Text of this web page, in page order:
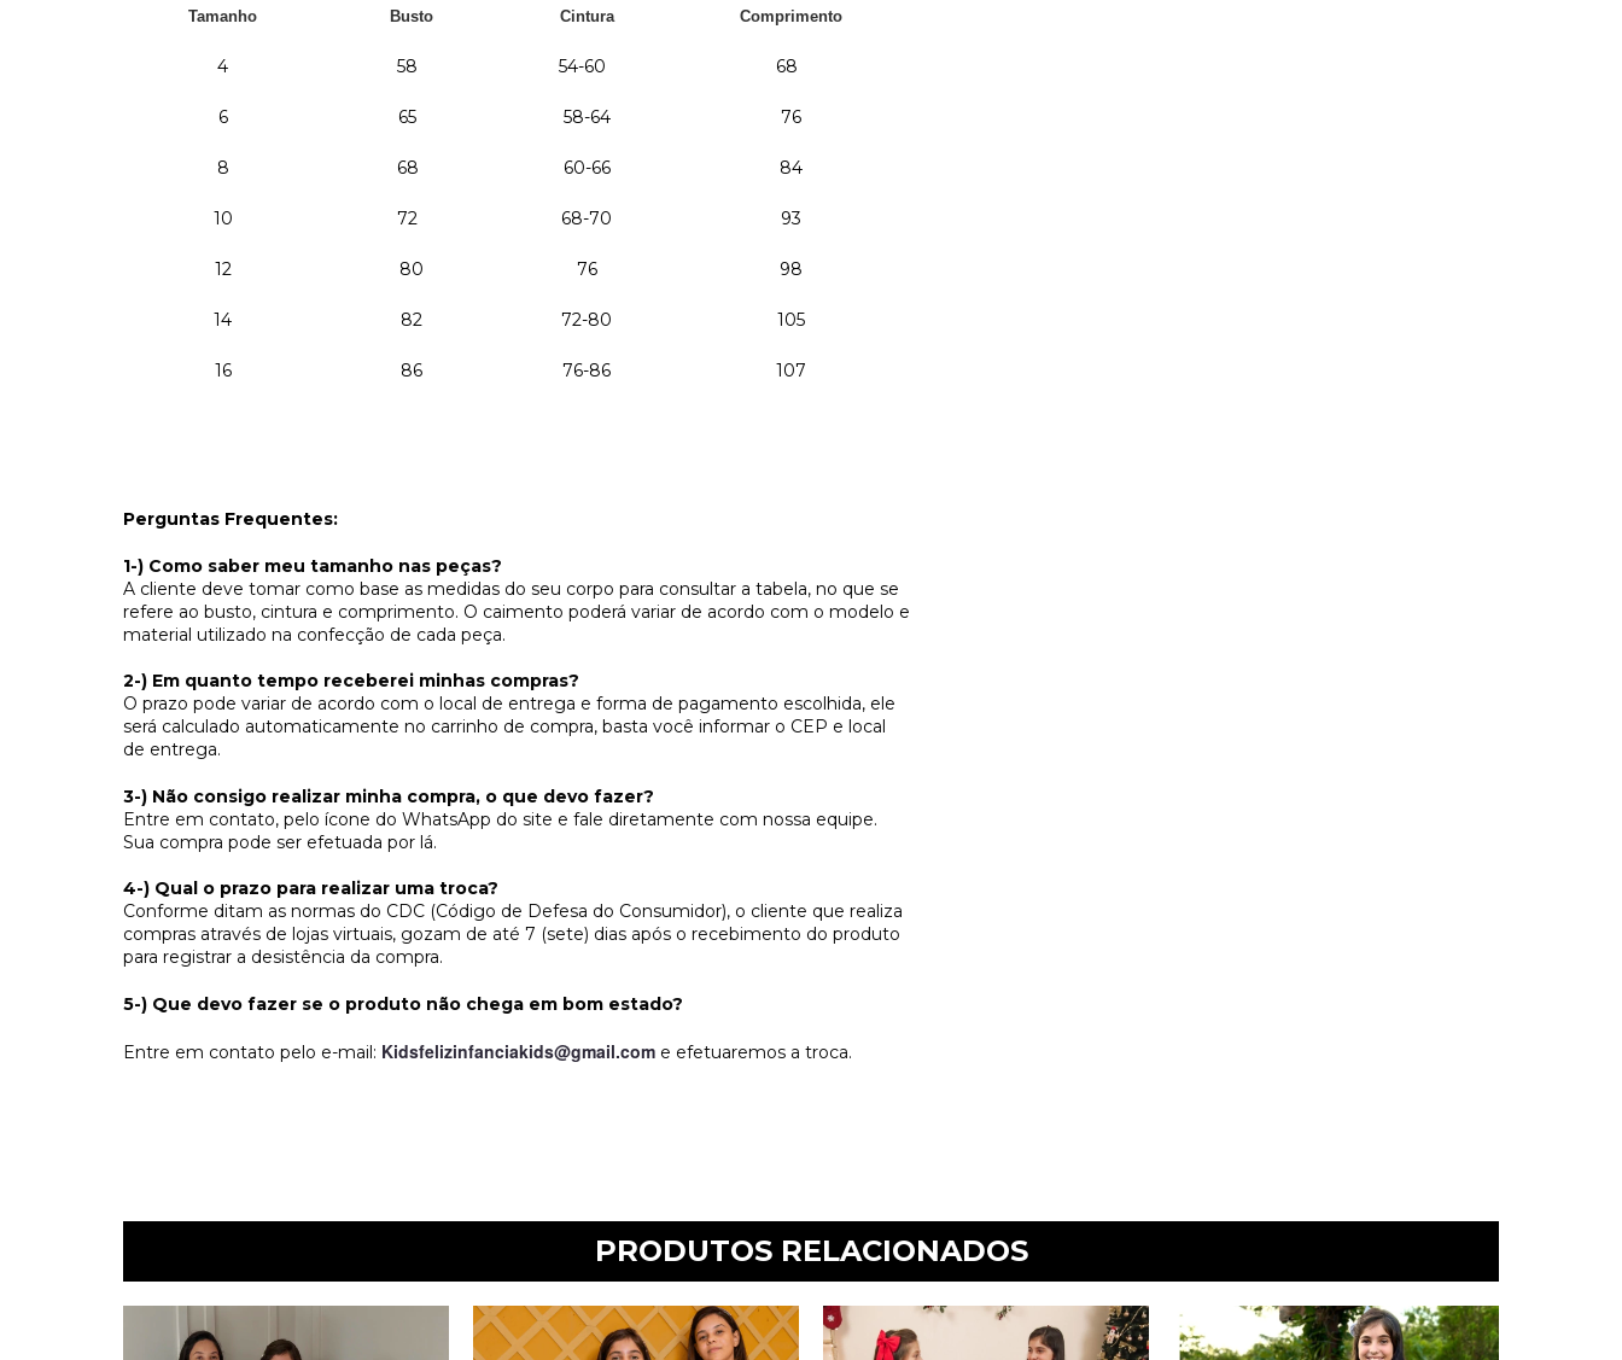
Tamanho Busto Cintura Comprimento
4 58 54-60 68
6 65 58-64 76
8 68 60-66 84
10 72 68-70 93
12 80 76 98
14 82 72-80 105
16 86 76-86 107
Perguntas Frequentes:
1-) Como saber meu tamanho nas peças?
A cliente deve tomar como base as medidas do seu corpo para consultar a tabela, no que se
refere ao busto, cintura e comprimento. O caimento poderá variar de acordo com o modelo e
material utilizado na confecção de cada peça.
2-) Em quanto tempo receberei minhas compras?
O prazo pode variar de acordo com o local de entrega e forma de pagamento escolhida, ele
será calculado automaticamente no carrinho de compra, basta você informar o CEP e local
de entrega.
3-) Não consigo realizar minha compra, o que devo fazer?
Entre em contato, pelo ícone do WhatsApp do site e fale diretamente com nossa equipe.
Sua compra pode ser efetuada por lá.
4-) Qual o prazo para realizar uma troca?
Conforme ditam as normas do CDC (Código de Defesa do Consumidor), o cliente que realiza
compras através de lojas virtuais, gozam de até 7 (sete) dias após o recebimento do produto
para registrar a desistência da compra.
5-) Que devo fazer se o produto não chega em bom estado?
Entre em contato pelo e-mail: Kidsfelizinfanciakids@gmail.com e efetuaremos a troca.
PRODUTOS RELACIONADOS